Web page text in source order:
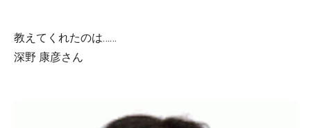
教えてくれたのは……
深野 康彦さん